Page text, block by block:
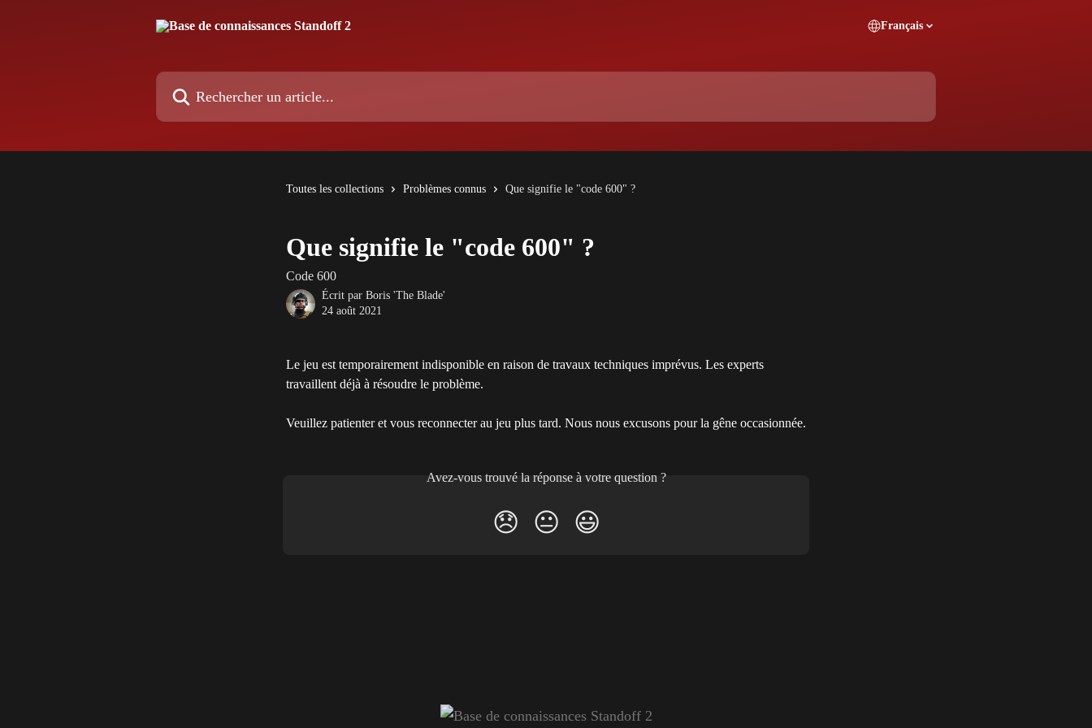
Français
Rechercher un article...
Toutes les collections Problèmes connus Que signifie le "code 600" ?
Que signifie le "code 600" ?
Code 600
Écrit par Boris 'The Blade'
24 août 2021
Le jeu est temporairement indisponible en raison de travaux techniques imprévus. Les experts
travaillent déjà à résoudre le problème.
Veuillez patienter et vous reconnecter au jeu plus tard. Nous nous excusons pour la gêne occasionnée.
Avez-vous trouvé la réponse à votre question ?
😞 😐 😃